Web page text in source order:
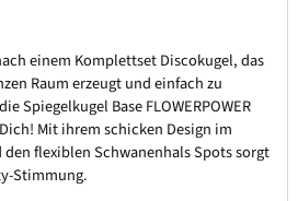
einem Komplettset Discokugel, das
Raum erzeugt und einfach zu
Spiegelkugel Base FLOWERPOWER
Mit ihrem schicken Design im
flexiblen Schwanenhals Spots sorgt
Stimmung.